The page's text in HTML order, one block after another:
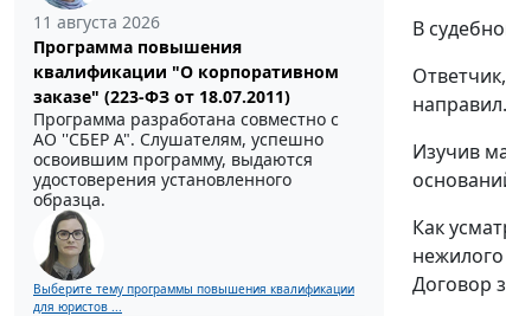
11 августа 2026
Программа повышения
квалификации "О корпоративном
заказе" (223-ФЗ от 18.07.2011)
Программа разработана совместно с
АО ''СБЕР А". Слушателям, успешно
освоившим программу, выдаются
удостоверения установленного
образца.
Выберите тему программы повышения квалификации
для юристов ...
В
направил.
Изучив
Как
Договор